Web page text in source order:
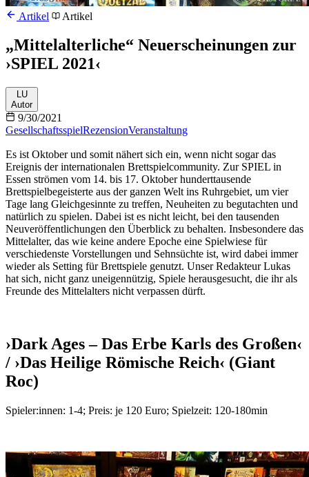
Artikel Artikel
„Mittelalterliche“ Neuerscheinungen zur
›SPIEL 2021‹
LU
Autor
9/30/2021
GesellschaftsspielRezensionVeranstaltung
Es ist Oktober und somit nähert sich ein, wenn nicht sogar das
Ereignis der internationalen Brettspielcommunity. Zur SPIEL in
Essen strömen vom 14. bis 17. Oktober hunderttausende
Brettspielbegeisterte aus der ganzen Welt ins Ruhrgebiet, um vier
Tage lang Gleichgesinnte zu treffen, Neuheiten zu begutachten und
natürlich zu spielen. Dabei ist es nicht leicht, bei den tausenden
Neuveröffentlichungen den Überblick zu behalten. Insbesondere das
Mittelalter, das wie keine andere Epoche eine Spielwiese für
verschiedenste Vorstellungen und Sehnsüchte ist, wird dabei immer
wieder als Setting für Brettspiele genutzt. Unser Redakteur Lukas
hat sich, nicht ganz uneigennützig, Spiele herausgesucht, die ihr als
Freunde des Mittelalters nicht verpassen dürft.
›Dark Ages – Das Erbe Karls des Großen‹
/ ›Das Heilige Römische Reich‹ (Giant
Roc)
Spieler:innen: 1-4; Preis: je 120 Euro; Spielzeit: 120-180min